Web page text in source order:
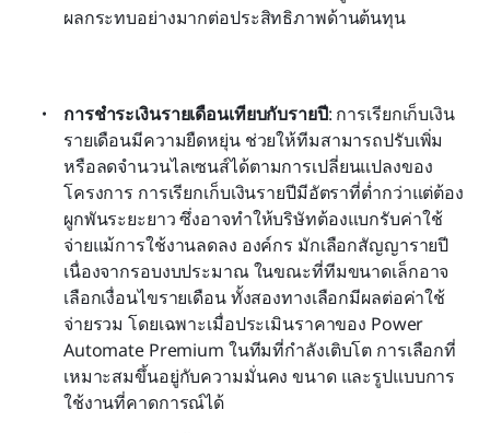
ผลกระทบอย่างมากต่อประสิทธิภาพด้านต้นทุน
การชำระเงินรายเดือนเทียบกับรายปี: การเรียกเก็บเงิน
รายเดือนมีความยืดหยุ่น ช่วยให้ทีมสามารถปรับเพิ่ม
หรือลดจำนวนไลเซนส์ได้ตามการเปลี่ยนแปลงของ
โครงการ การเรียกเก็บเงินรายปีมีอัตราที่ต่ำกว่าแต่ต้อง
ผูกพันระยะยาว ซึ่งอาจทำให้บริษัทต้องแบกรับค่าใช้
จ่ายแม้การใช้งานลดลง องค์กร มักเลือกสัญญารายปี
เนื่องจากรอบงบประมาณ ในขณะที่ทีมขนาดเล็กอาจ
เลือกเงื่อนไขรายเดือน ทั้งสองทางเลือกมีผลต่อค่าใช้
จ่ายรวม โดยเฉพาะเมื่อประเมินราคาของ Power
Automate Premium ในทีมที่กำลังเติบโต การเลือกที่
เหมาะสมขึ้นอยู่กับความมั่นคง ขนาด และรูปแบบการ
ใช้งานที่คาดการณ์ได้